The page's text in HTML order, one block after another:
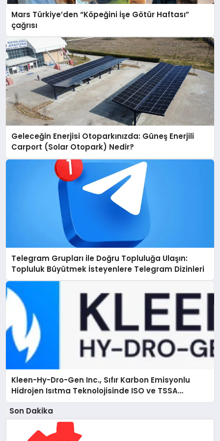
Mars Türkiye’den “Köpeğini İşe Götür Haftası”
çağrısı
Geleceğin Enerjisi Otoparkınızda: Güneş Enerjili
Carport (Solar Otopark) Nedir?
Telegram Grupları ile Doğru Topluluğa Ulaşın:
Topluluk Büyütmek İsteyenlere Telegram Dizinleri
Kleen-Hy-Dro-Gen Inc., Sıfır Karbon Emisyonlu
Hidrojen Isıtma Teknolojisinde ISO ve TSSA
Düzenleyici Onaylarını Aldı
Son Dakika